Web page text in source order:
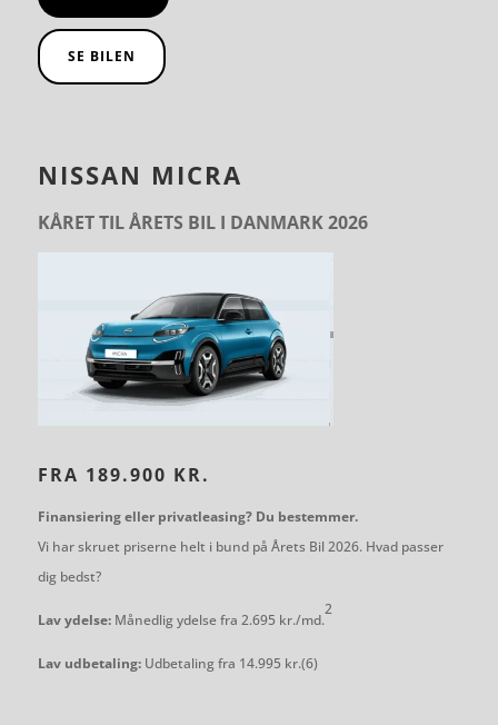
SE BILEN
NISSAN MICRA
KÅRET TIL ÅRETS BIL I DANMARK 2026
FRA 189.900 KR.
Finansiering eller privatleasing? Du bestemmer.
Vi har skruet priserne helt i bund på Årets Bil 2026. Hvad passer
dig bedst?
Lav ydelse:Månedlig ydelse fra 2.695 kr./md.
2
Lav udbetaling:Udbetaling fra 14.995 kr.(6)